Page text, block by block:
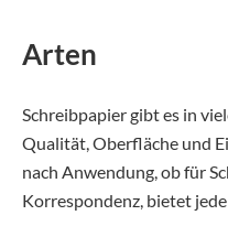
Arten
Schreibpapier gibt es in
Qualität, Oberfläche und
nach Anwendung, ob für
Korrespondenz, bietet